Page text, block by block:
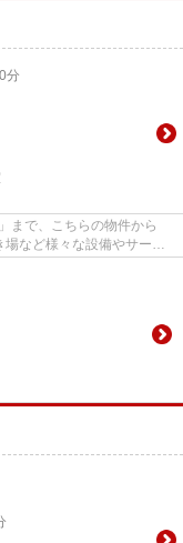
分
まで、こちらの物件から
など様々な設備やサービ